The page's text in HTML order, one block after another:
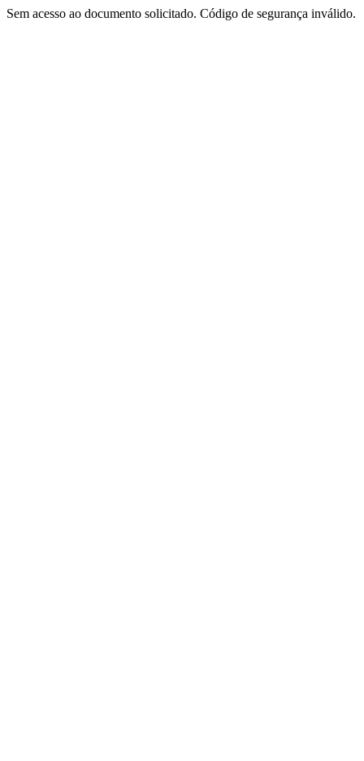
Sem acesso ao documento solicitado. Código de segurança inválido.